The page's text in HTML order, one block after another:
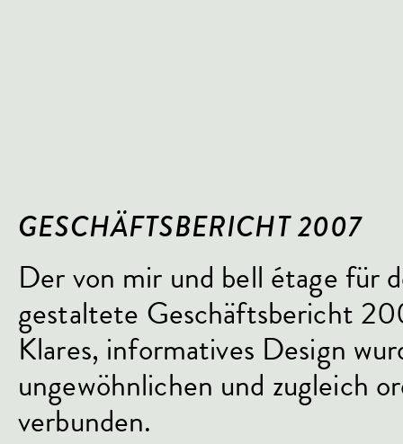
GESCHÄFTSBERICHT 2007
Der von mir und bell étage für
gestaltete Geschäftsbericht
Klares, informatives Design
ungewöhnlichen und zugleich
verbunden.